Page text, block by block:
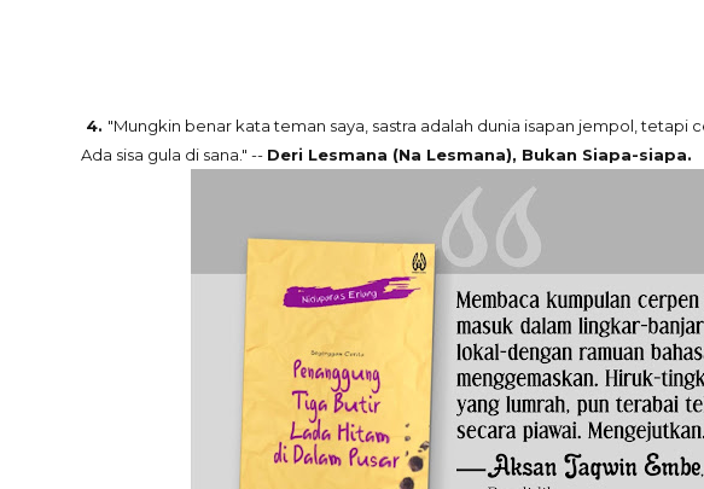
4. "Mungkin benar kata teman saya, sastra adalah dunia isapan jempol, tetapi
Ada sisa gula di sana." -- Deri Lesmana (Na Lesmana), Bukan Siapa-siapa.